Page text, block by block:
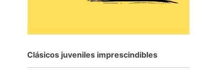
Clásicos juveniles imprescindibles